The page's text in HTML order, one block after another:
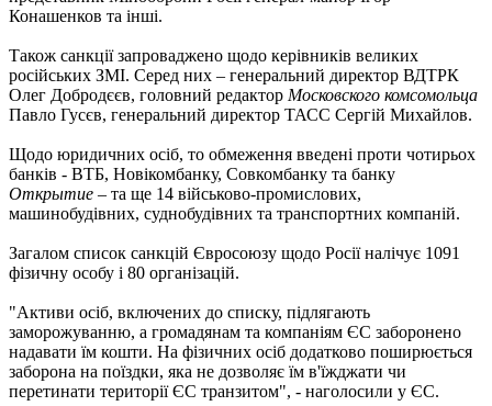
Конашенков та інші.
Також санкції запроваджено щодо керівників великих
російських ЗМІ. Серед них – генеральний директор ВДТРК
Олег Добродєєв, головний редактор Московского комсомольца
Павло Гусєв, генеральний директор ТАСС Сергій Михайлов.
Щодо юридичних осіб, то обмеження введені проти чотирьох
банків - ВТБ, Новікомбанку, Совкомбанку та банку
Открытие – та ще 14 військово-промислових,
машинобудівних, суднобудівних та транспортних компаній.
Загалом список санкцій Євросоюзу щодо Росії налічує 1091
фізичну особу і 80 організацій.
"Активи осіб, включених до списку, підлягають
заморожуванню, а громадянам та компаніям ЄС заборонено
надавати їм кошти. На фізичних осіб додатково поширюється
заборона на поїздки, яка не дозволяє їм в'їжджати чи
перетинати території ЄС транзитом", - наголосили у ЄС.